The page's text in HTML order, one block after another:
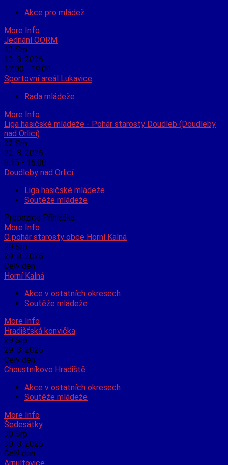
Akce pro mládež
More Info
Jednání OORM
13 Srp
13. 8. 2026
17:00 - 19:00
Sportovní areál Lukavice
Rada mládeže
More Info
Liga hasičské mládeže - Pohár starosty Doudleb (Doudleby
nad Orlicí)
22 Srp
22. 8. 2026
8:15 - 16:00
Doudleby nad Orlicí
Liga hasičské mládeže
Soutěže mládeže
Propozice Přihláška
More Info
O pohár starosty obce Horní Kalná
29 Srp
29. 8. 2026
Celý den
Horní Kalná
Akce v ostatních okresech
Soutěže mládeže
More Info
Hradišťská konvička
29 Srp
29. 8. 2026
Celý den
Choustníkovo Hradiště
Akce v ostatních okresech
Soutěže mládeže
More Info
Šedesátky
30 Srp
30. 8. 2026
Celý den